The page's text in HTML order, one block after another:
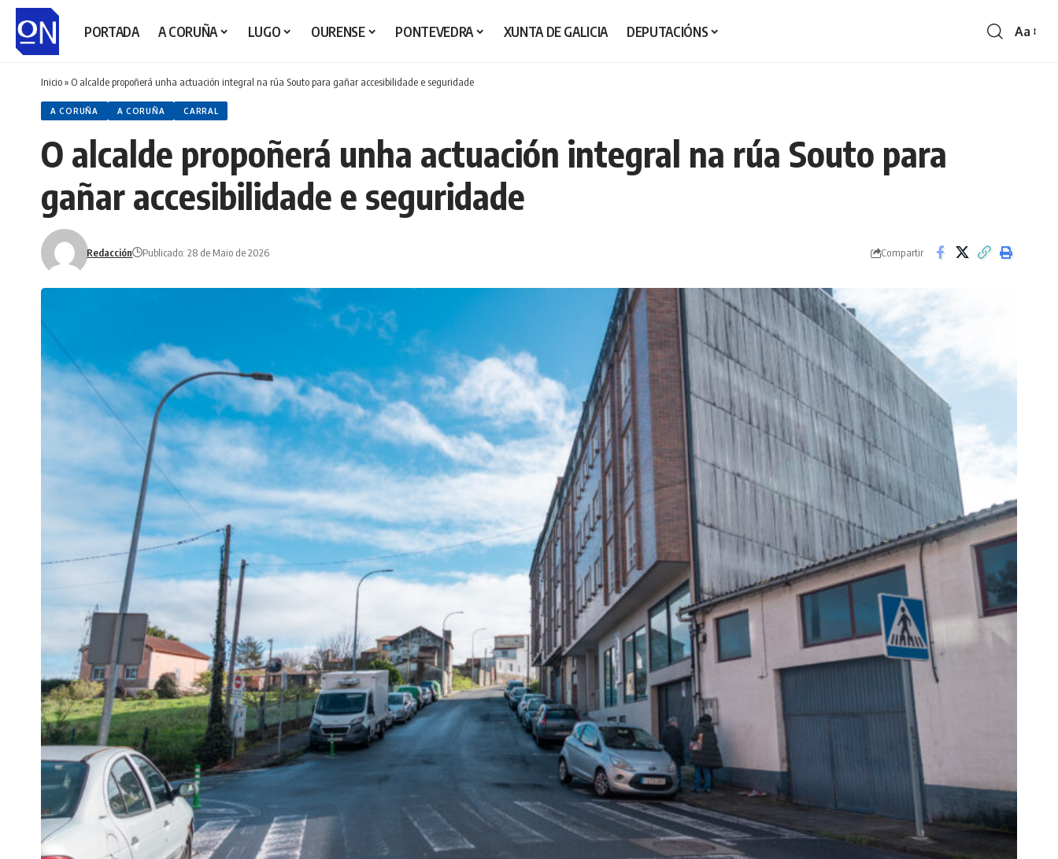
PORTADA A CORUÑA LUGO OURENSE PONTEVEDRA XUNTA DE GALICIA DEPUTACIÓNS Aa
Inicio» O alcalde propoñerá unha actuación integral na rúa Souto para gañar accesibilidade e seguridade
A CORUÑA A CORUÑA CARRAL
O alcalde propoñerá unha actuación integral na rúa Souto para
gañar accesibilidade e seguridade
Redacción Publicado: 28 de Maio de 2026 Compartir